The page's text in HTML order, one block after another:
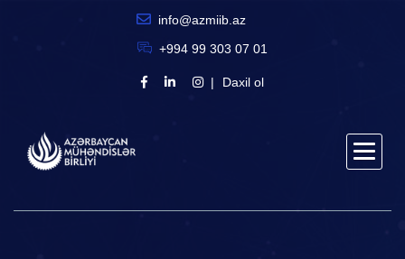
info@azmiib.az
+994 99 303 07 01
Daxil ol